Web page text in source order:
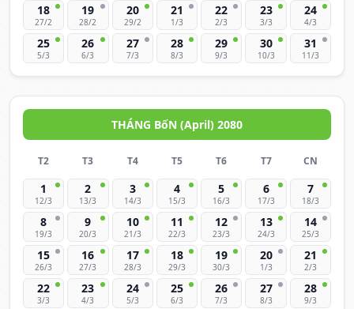
18
27/2
19
28/2
20
29/2
21
1/3
22
2/3
23
3/3
24
4/3
25
5/3
26
6/3
27
7/3
28
8/3
29
9/3
30
10/3
31
11/3
THÁNG BốN (April) 2080
T2 T3 T4 T5 T6 T7 CN
1
12/3
2
13/3
3
14/3
4
15/3
5
16/3
6
17/3
7
18/3
8
19/3
9
20/3
10
21/3
11
22/3
12
23/3
13
24/3
14
25/3
15
26/3
16
27/3
17
28/3
18
29/3
19
30/3
20
1/3
21
2/3
22
3/3
23
4/3
24
5/3
25
6/3
26
7/3
27
8/3
28
9/3